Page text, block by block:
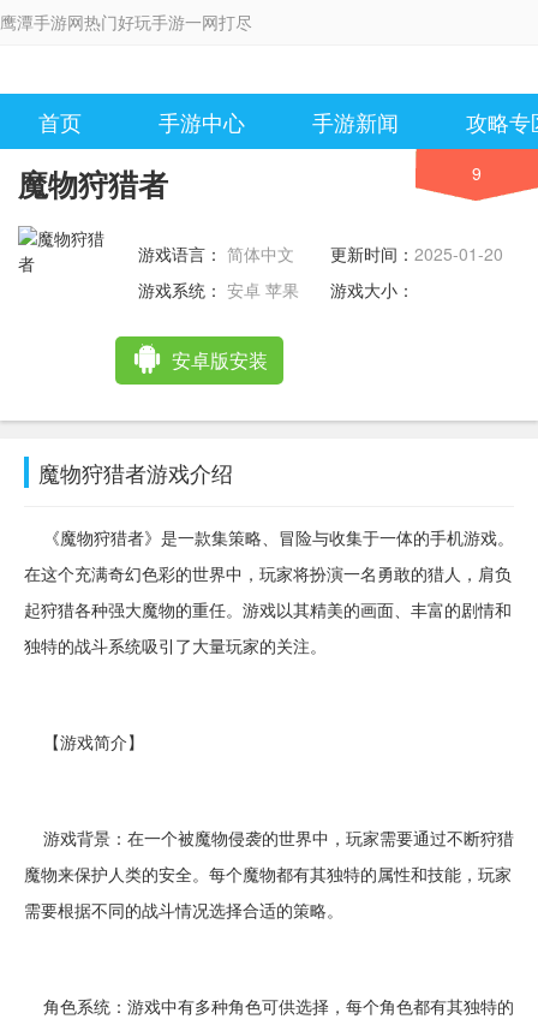
鹰潭手游网热门好玩手游一网打尽
首页 手游中心 手游新闻 攻略专
魔物狩猎者 9
游戏语言： 简体中文 更新时间： 2025-01-20
09:46:25
游戏系统： 安卓 苹果 游戏大小：
安卓版安装
魔物狩猎者游戏介绍
《魔物狩猎者》是一款集策略、冒险与收集于一体的手机游戏。
在这个充满奇幻色彩的世界中，玩家将扮演一名勇敢的猎人，肩负
起狩猎各种强大魔物的重任。游戏以其精美的画面、丰富的剧情和
独特的战斗系统吸引了大量玩家的关注。
【游戏简介】
游戏背景：在一个被魔物侵袭的世界中，玩家需要通过不断狩猎
魔物来保护人类的安全。每个魔物都有其独特的属性和技能，玩家
需要根据不同的战斗情况选择合适的策略。
角色系统：游戏中有多种角色可供选择，每个角色都有其独特的